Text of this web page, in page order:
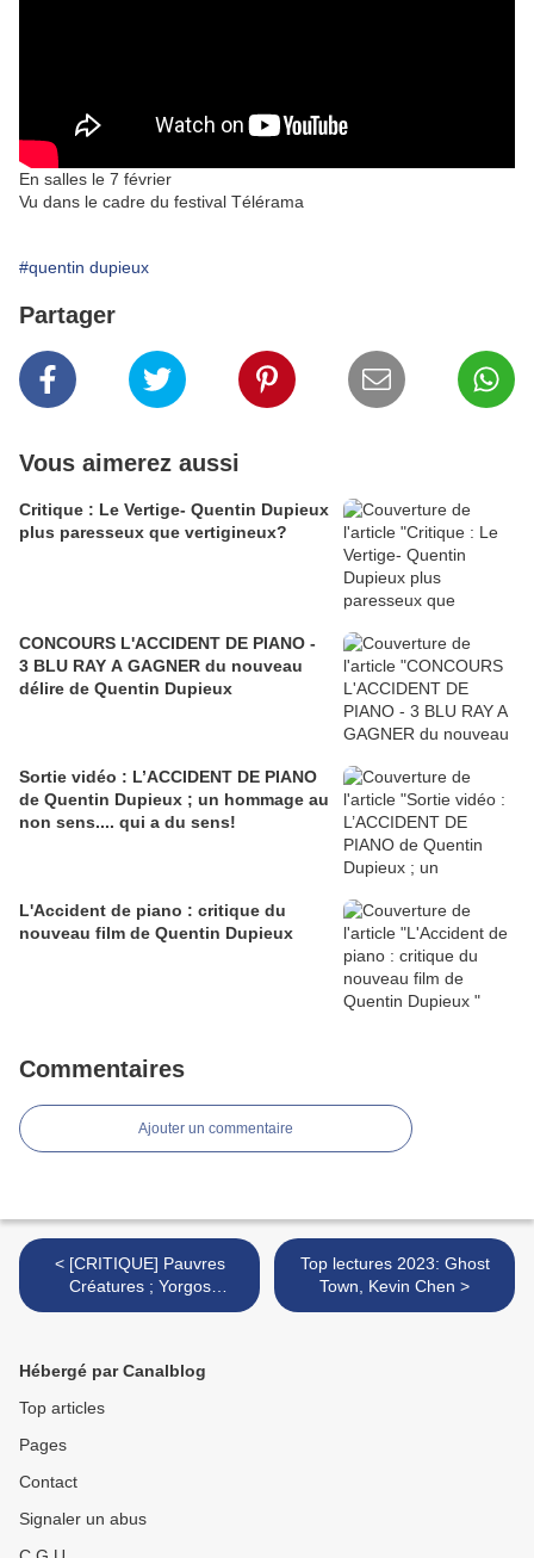
En salles le 7 février
Vu dans le cadre du festival Télérama
#quentin dupieux
Partager
Vous aimerez aussi
Critique : Le Vertige- Quentin Dupieux
plus paresseux que vertigineux?
CONCOURS L'ACCIDENT DE PIANO -
3 BLU RAY A GAGNER du nouveau
délire de Quentin Dupieux
Sortie vidéo : L’ACCIDENT DE PIANO
de Quentin Dupieux ; un hommage au
non sens.... qui a du sens!
L'Accident de piano : critique du
nouveau film de Quentin Dupieux
Commentaires
Ajouter un commentaire
< [CRITIQUE] Pauvres
Créatures ; Yorgos
Lanthimos, gothique et
Top lectures 2023: Ghost
Town, Kevin Chen >
Hébergé par Canalblog
Top articles
Pages
Contact
Signaler un abus